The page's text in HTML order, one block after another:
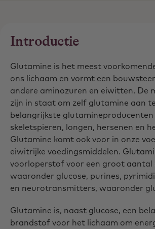
Introductie
Glutamine is het meest
ons lichaam en vormt een
andere aminozuren en eiwitten. De
zijn in staat om zelf glutamine aan
belangrijkste glutamineproducenten
skeletspieren, longen, hersenen en
Glutamine komt ook voor in onze
eiwitrijke voedingsmiddelen.
voorloperstof voor een groot
waaronder glucose, purines,
en neurotransmitters, waaronder
Glutamine is, naast glucose, een
brandstof voor het lichaam om